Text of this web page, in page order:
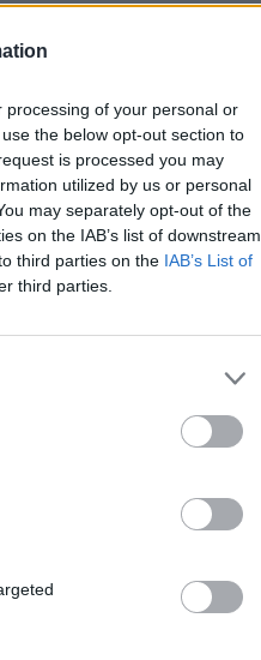
of your personal or
the below opt-out section to
is processed you may
utilized by us or personal
may separately opt-out of the
on the IAB’s list of downstream
third parties on the IAB’s List of
third parties.